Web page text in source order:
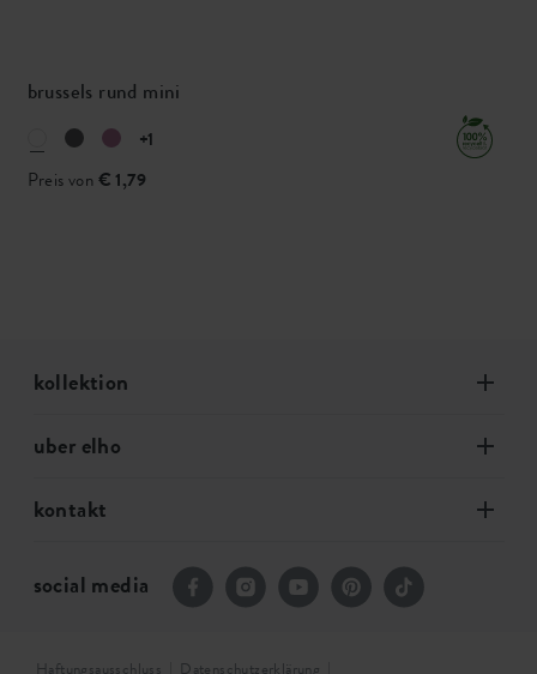
brussels rund mini
+1
Preis von € 1,79
kollektion
uber elho
kontakt
social media
Haftungsausschluss Datenschutzerklärung